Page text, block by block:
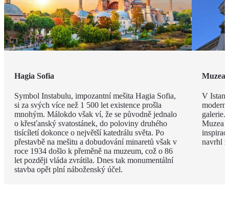
Hagia Sofia
Symbol Instabulu, impozantní mešita Hagia Sofia,
si za svých více než 1 500 let existence prošla
mnohým. Málokdo však ví, že se původně jednalo
o křesťanský svatostánek, do poloviny druhého
tisícíletí dokonce o největší katedrálu světa. Po
přestavbě na mešitu a dobudování minaretů však v
roce 1934 došlo k přeměně na muzeum, což o 86
let později vláda zvrátila. Dnes tak monumentální
stavba opět plní náboženský účel.
Muzea
V
galerie.
Muzea
navrhl